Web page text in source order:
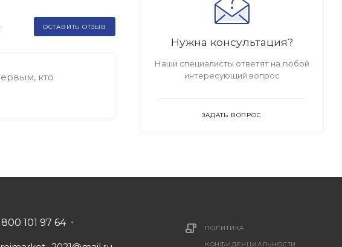
ОСТАВИТЬ ОТЗЫВ
кто
Нужна консультация?
Наши специалисты ответят на любой
интересующий вопрос
ЗАДАТЬ ВОПРОС
101 97 64 ПОЛИТИКА
КОНФИДЕНЦИАЛЬНОСТИ